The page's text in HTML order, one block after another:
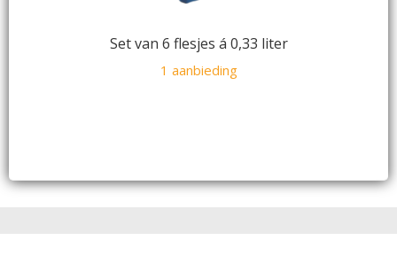
Set van 6 flesjes á 0,33 liter
1 aanbieding